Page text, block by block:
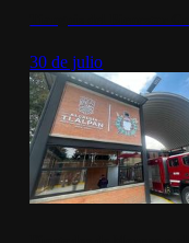
30 de julio